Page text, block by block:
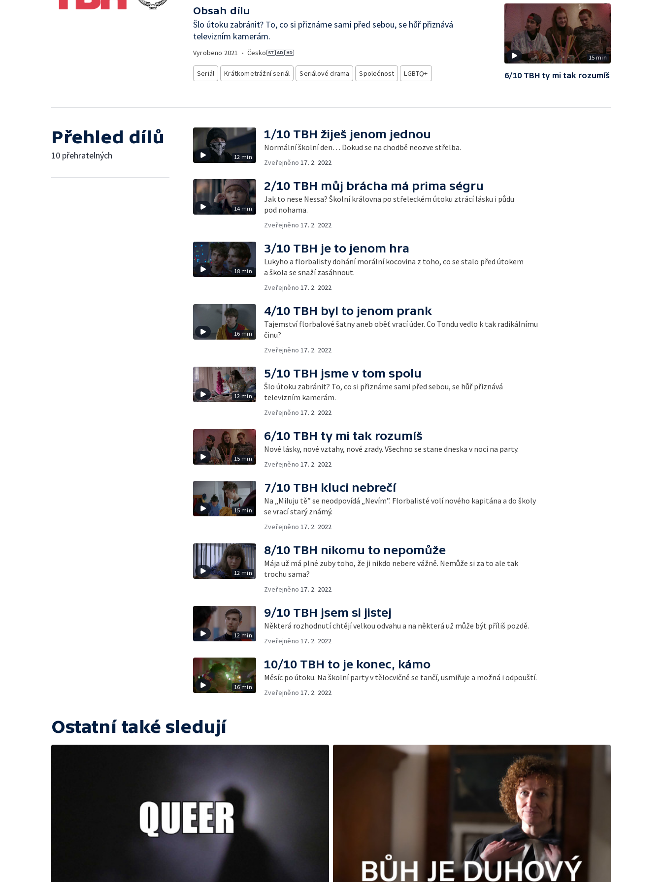
Obsah dílu
Šlo útoku zabránit? To, co si přiznáme sami před sebou, se hůř přiznává
televizním kamerám.
Vyrobeno 2021 • Česko
Seriál Krátkometrážní seriál Seriálové drama Společnost LGBTQ+
15 min
6/10 TBH ty mi tak rozumíš
Přehled dílů
10 přehratelných 12 min
1/10 TBH žiješ jenom jednou
Normální školní den… Dokud se na chodbě neozve střelba.
Zveřejněno 17. 2. 2022
14 min
2/10 TBH můj brácha má prima ségru
Jak to nese Nessa? Školní královna po střeleckém útoku ztrácí lásku i půdu
pod nohama.
Zveřejněno 17. 2. 2022
18 min
3/10 TBH je to jenom hra
Lukyho a florbalisty dohání morální kocovina z toho, co se stalo před útokem
a škola se snaží zasáhnout.
Zveřejněno 17. 2. 2022
16 min
4/10 TBH byl to jenom prank
Tajemství florbalové šatny aneb oběť vrací úder. Co Tondu vedlo k tak radikálnímu
činu?
Zveřejněno 17. 2. 2022
12 min
5/10 TBH jsme v tom spolu
Šlo útoku zabránit? To, co si přiznáme sami před sebou, se hůř přiznává
televizním kamerám.
Zveřejněno 17. 2. 2022
15 min
6/10 TBH ty mi tak rozumíš
Nové lásky, nové vztahy, nové zrady. Všechno se stane dneska v noci na party.
Zveřejněno 17. 2. 2022
15 min
7/10 TBH kluci nebrečí
Na „Miluju tě” se neodpovídá „Nevím”. Florbalisté volí nového kapitána a do školy
se vrací starý známý.
Zveřejněno 17. 2. 2022
12 min
8/10 TBH nikomu to nepomůže
Mája už má plné zuby toho, že ji nikdo nebere vážně. Nemůže si za to ale tak
trochu sama?
Zveřejněno 17. 2. 2022
12 min
9/10 TBH jsem si jistej
Některá rozhodnutí chtějí velkou odvahu a na některá už může být příliš pozdě.
Zveřejněno 17. 2. 2022
16 min
10/10 TBH to je konec, kámo
Měsíc po útoku. Na školní party v tělocvičně se tančí, usmiřuje a možná i odpouští.
Zveřejněno 17. 2. 2022
Ostatní také sledují